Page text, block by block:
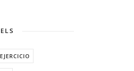
EJERCICIO